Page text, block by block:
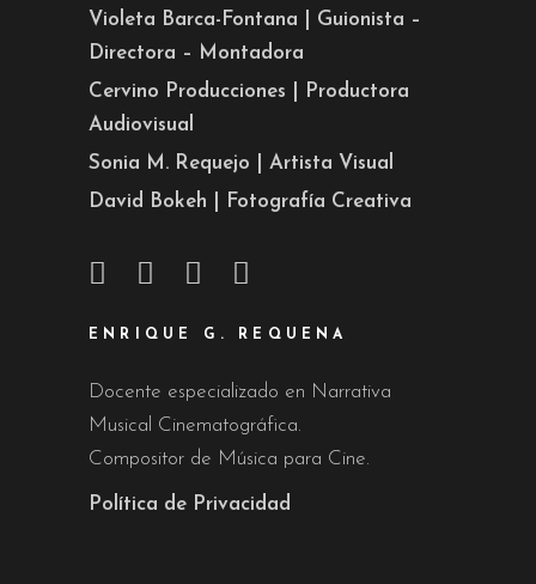
Violeta Barca-Fontana | Guionista –
Directora – Montadora
Cervino Producciones | Productora
Audiovisual
Sonia M. Requejo | Artista Visual
David Bokeh | Fotografía Creativa
ENRIQUE G. REQUENA
Docente especializado en Narrativa
Musical Cinematográfica.
Compositor de Música para Cine.
Política de Privacidad